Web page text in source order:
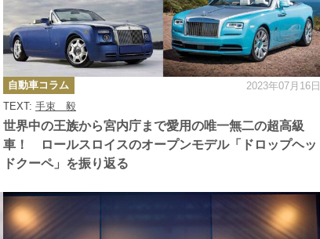
世界中の王族から宮内庁まで愛用の唯一無二の超高級
車！ ロールスロイスのオープンモデル「ドロップヘッ
ドクーペ」を振り返る
TEXT: 手束 毅
カ
テ
ゴ
リ
ー
自動車コラム 2023年07月16日